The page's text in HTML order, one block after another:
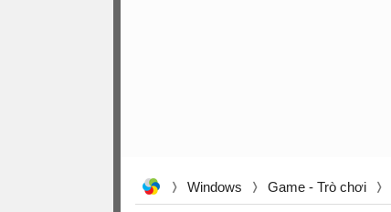
Windows Game - Trò chơi